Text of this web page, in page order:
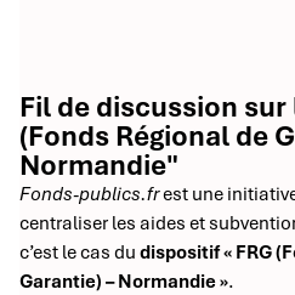
Fil de discussion
(Fonds Régional de
Normandie"
Fonds-publics.frest une
centraliser les aides et
c’est le cas du dispositif « FRG
Garantie) – Normandie ».